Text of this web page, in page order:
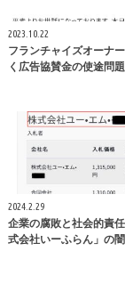
2023.10.22
フランチャイズオーナ
く広告協賛金の使途問題
2024.2.29
企業の腐敗と社会的責
式会社いーふらん」の